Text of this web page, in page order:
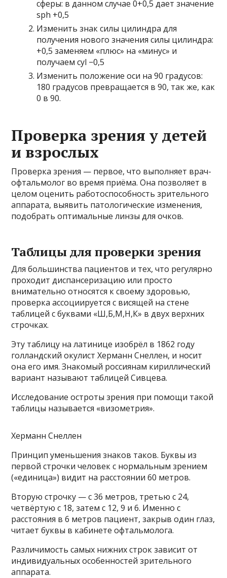
сферы: в данном случае 0+0,5 дает значение
sph +0,5
Изменить знак силы цилиндра для
получения нового значения силы цилиндра:
+0,5 заменяем «плюс» на «минус» и
получаем cyl −0,5
Изменить положение оси на 90 градусов:
180 градусов превращается в 90, так же, как
0 в 90.
Проверка зрения у детей
и взрослых
Проверка зрения — первое, что выполняет врач-
офтальмолог во время приёма. Она позволяет в
целом оценить работоспособность зрительного
аппарата, выявить патологические изменения,
подобрать оптимальные линзы для очков.
Таблицы для проверки зрения
Для большинства пациентов и тех, что регулярно
проходит диспансеризацию или просто
внимательно относятся к своему здоровью,
проверка ассоциируется с висящей на стене
таблицей с буквами «Ш,Б,М,Н,К» в двух верхних
строчках.
Эту таблицу на латинице изобрёл в 1862 году
голландский окулист Херманн Снеллен, и носит
она его имя. Знакомый россиянам кириллический
вариант называют таблицей Сивцева.
Исследование остроты зрения при помощи такой
таблицы называется «визометрия».
Херманн Снеллен
Принцип уменьшения знаков таков. Буквы из
первой строчки человек с нормальным зрением
(«единица») видит на расстоянии 60 метров.
Вторую строчку — с 36 метров, третью с 24,
четвёртую с 18, затем с 12, 9 и 6. Именно с
расстояния в 6 метров пациент, закрыв один глаз,
читает буквы в кабинете офтальмолога.
Различимость самых нижних строк зависит от
индивидуальных особенностей зрительного
аппарата.